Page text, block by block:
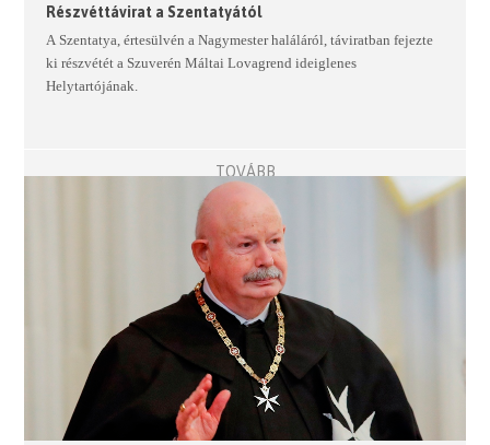
Részvéttávirat a Szentatyától
A Szentatya, értesülvén aNagymesterhaláláról, táviratban fejezte
ki részvétét a Szuverén Máltai Lovagrend ideiglenes
Helytartójának.
TOVÁBB